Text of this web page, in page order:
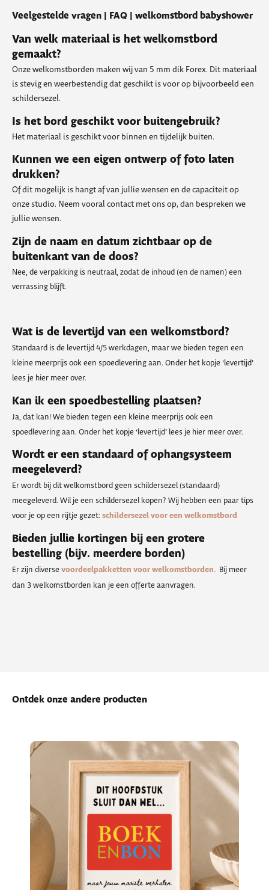
Veelgestelde vragen | FAQ | welkomstbord babyshower
Van welk materiaal is het welkomstbord
gemaakt?
Onze welkomstborden maken wij van 5 mm dik Forex. Dit materiaal
is stevig en weerbestendig dat geschikt is voor op bijvoorbeeld een
schildersezel.
Is het bord geschikt voor buitengebruik?
Het materiaal is geschikt voor binnen en tijdelijk buiten.
Kunnen we een eigen ontwerp of foto laten
drukken?
Of dit mogelijk is hangt af van jullie wensen en de capaciteit op
onze studio. Neem vooral contact met ons op, dan bespreken we
jullie wensen.
Zijn de naam en datum zichtbaar op de
buitenkant van de doos?
Nee, de verpakking is neutraal, zodat de inhoud (en de namen) een
verrassing blijft.
Wat is de levertijd van een welkomstbord?
Standaard is de levertijd 4/5 werkdagen, maar we bieden tegen een
kleine meerprijs ook een spoedlevering aan. Onder het kopje ‘levertijd’
lees je hier meer over.
Kan ik een spoedbestelling plaatsen?
Ja, dat kan! We bieden tegen een kleine meerprijs ook een
spoedlevering aan. Onder het kopje ‘levertijd’ lees je hier meer over.
Wordt er een standaard of ophangsysteem
meegeleverd?
Er wordt bij dit welkomstbord geen schildersezel (standaard)
meegeleverd. Wil je een schildersezel kopen? Wij hebben een paar tips
voor je op een rijtje gezet: schildersezel voor een welkomstbord
Bieden jullie kortingen bij een grotere
bestelling (bijv. meerdere borden)
Er zijn diverse voordeelpakketten voor welkomstborden. Bij meer
dan 3 welkomstborden kan je een offerte aanvragen.
Ontdek onze andere producten